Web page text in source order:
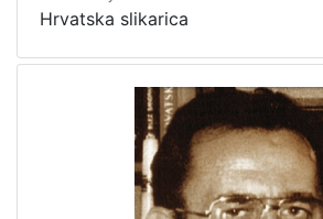
Hrvatska slikarica